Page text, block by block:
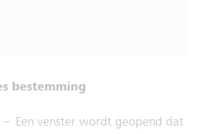
bestemming
Een venster wordt geopend dat